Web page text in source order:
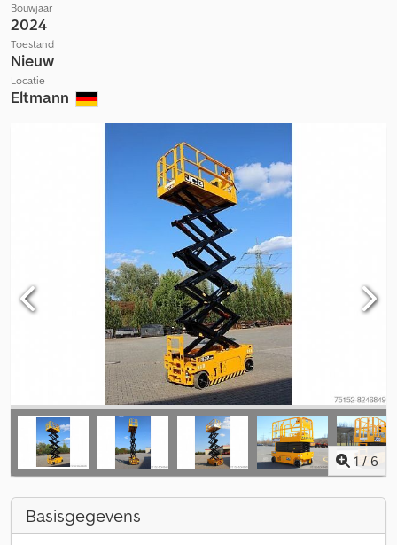
Bouwjaar
2024
Toestand
Nieuw
Locatie
Eltmann
1 / 6
Basisgegevens